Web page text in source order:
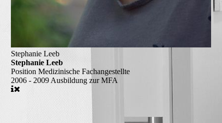
Stephanie Leeb
Stephanie Leeb
PositionMedizinische Fachangestellte
2006 - 2009 Ausbildung zur MFA